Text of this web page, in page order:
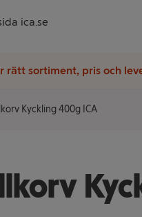
ica.se
rätt sortiment, pris och
Kyckling 400g ICA